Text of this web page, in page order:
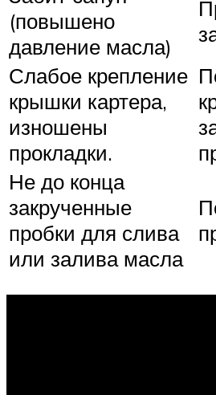
(повышено
давление масла)
Слабое крепление
крышки картера,
изношены
прокладки.
Не до конца
закрученные
пробки для слива
или залива масла